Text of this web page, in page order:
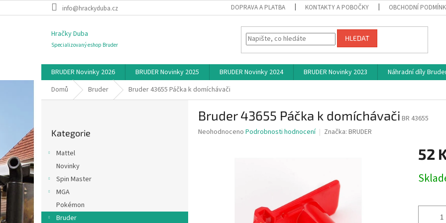
na
info@hrackyduba.cz DOPRAVA A PLATBA KONTAKTY A POBOČKY OBCHODNÍ
Hračky Duba
Specializovaný eshop Bruder
HLEDAT
BRUDER Novinky 2026 BRUDER Novinky 2025 BRUDER Novinky 2024 BRUDER Novinky 2023 Náhradní díly
Domů
Bruder Bruder 43655 Páčka k domíchávači
a
kategorie
Kategorie
Mattel
Novinky
Spin Master
MGA
Pokémon
Bruder
Bruder 43655 Páčka k domíchávači BR 43655
Průměrné
Neohodnoceno Podrobnosti hodnocení Značka: BRUDER
52
cena: